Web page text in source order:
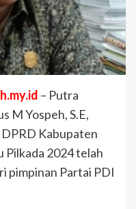
– Putra
M Yospeh, S.E,
Kabupaten
Pilkada 2024 telah
pimpinan Partai PDI